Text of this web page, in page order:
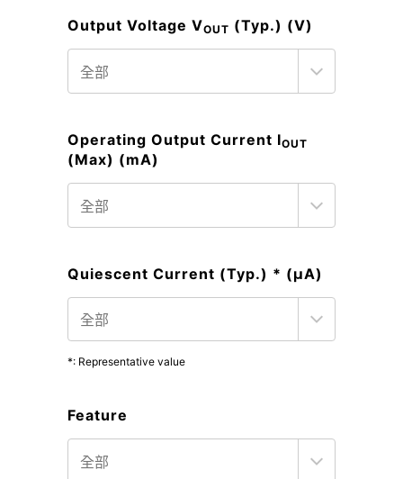
Output Voltage VOUT (Typ.) (V)
Operating Output Current IOUT
(Max) (mA)
Quiescent Current (Typ.) * (μA)
*: Representative value
Feature